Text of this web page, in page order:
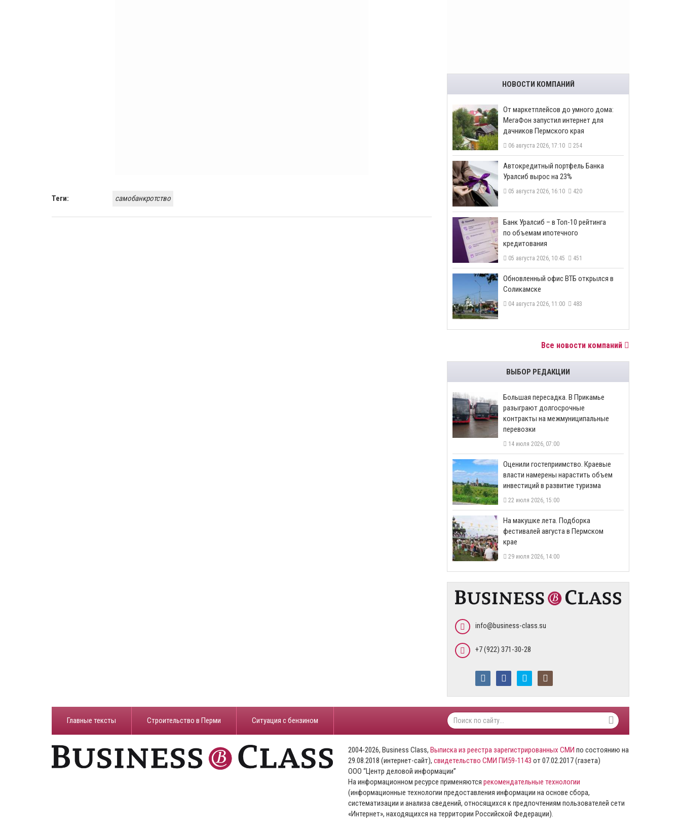
Теги: самобанкротство
НОВОСТИ КОМПАНИЙ
От маркетплейсов до умного дома:
МегаФон запустил интернет для
дачников Пермского края
06 августа 2026, 17:10 254
​Автокредитный портфель Банка
Уралсиб вырос на 23%
05 августа 2026, 16:10 420
​Банк Уралсиб – в Топ-10 рейтинга
по объемам ипотечного
кредитования
05 августа 2026, 10:45 451
​Обновленный офис ВТБ открылся в
Соликамске
04 августа 2026, 11:00 483
Все новости компаний
ВЫБОР РЕДАКЦИИ
Большая пересадка. В Прикамье
разыграют долгосрочные
контракты на межмуниципальные
перевозки
14 июля 2026, 07:00
Оценили гостеприимство. Краевые
власти намерены нарастить объем
инвестиций в развитие туризма
22 июля 2026, 15:00
На макушке лета. Подборка
фестивалей августа в Пермском
крае
29 июля 2026, 14:00
info@business-class.su
+7 (922) 371-30-28
Главные тексты Строительство в Перми ​Ситуация с бензином
2004-2026, Business Class, Выписка из реестра зарегистрированных СМИ по состоянию на
29.08.2018 (интернет-сайт), свидетельство СМИ ПИ59-1143 от 07.02.2017 (газета)
ООО “Центр деловой информации”
На информационном ресурсе применяются рекомендательные технологии
(информационные технологии предоставления информации на основе сбора,
систематизации и анализа сведений, относящихся к предпочтениям пользователей сети
«Интернет», находящихся на территории Российской Федерации).